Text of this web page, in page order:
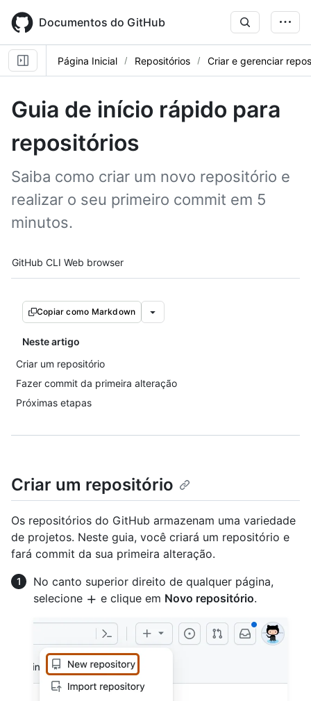
main
content
Documentos do GitHub
Página Inicial Repositórios Criar e gerenciar
Guia de início rápido para
repositórios
Saiba como criar um novo repositório e
realizar o seu primeiro commit em 5
minutos.
Tool navigation
GitHub CLI Web browser
Copiar como Markdown
Neste artigo
Criar um repositório
Fazer commit da primeira alteração
Próximas etapas
Criar um repositório
Os repositórios do GitHub armazenam uma variedade
de projetos. Neste guia, você criará um repositório e
fará commit da sua primeira alteração.
No canto superior direito de qualquer página,
selecione
e clique em Novo repositório.